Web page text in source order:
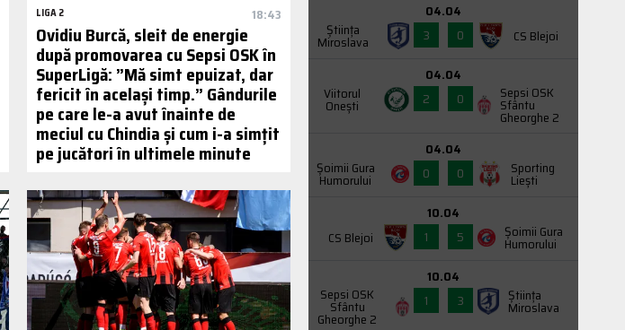
LIGA 2 18:43
Ovidiu Burcă, sleit de energie
după promovarea cu Sepsi OSK în
SuperLigă: ”Mă simt epuizat, dar
fericit în același timp.” Gândurile
pe care le-a avut înainte de
meciul cu Chindia și cum i-a simțit
pe jucători în ultimele minute
Știința
Miroslava
04.04
3
0 CS Blejoi
Viitorul
Onești
04.04
2
0 Sepsi OSK
Sfântu
Gheorghe 2
Şoimii Gura
Humorului
04.04
0
0 Sporting
Liești
CS Blejoi
10.04
1
5 Şoimii Gura
Humorului
Sepsi OSK
Sfântu
Gheorghe 2
10.04
1
3 Știința
Miroslava